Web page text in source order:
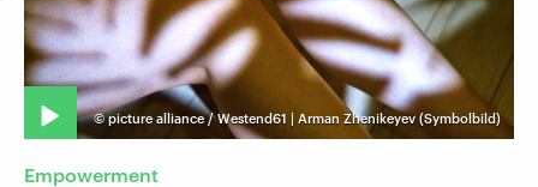
©picture alliance / Westend61 | Arman Zhenikeyev (Symbolbild)
Empowerment